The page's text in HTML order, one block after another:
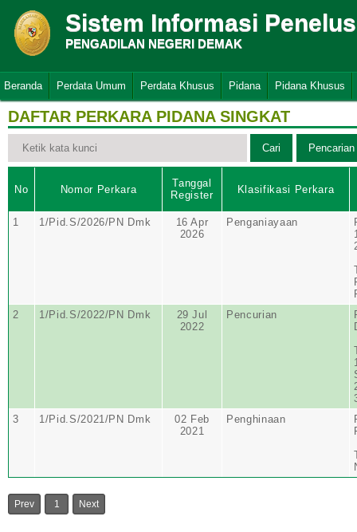
Sistem Informasi
PENGADILAN NEGERI DEMAK
Beranda Perdata Umum Perdata Khusus Pidana Pidana Khusus
DAFTAR PERKARA PIDANA SINGKAT
No Nomor Perkara
Tanggal
Register
Klasifikasi Perkara
1 1/Pid.S/2026/PN Dmk
16 Apr
2026
Penganiayaan
2
1/Pid.S/2022/PN Dmk
29 Jul
2022
Pencurian
3
1/Pid.S/2021/PN Dmk
02 Feb
2021
Penghinaan
Prev 1 Next